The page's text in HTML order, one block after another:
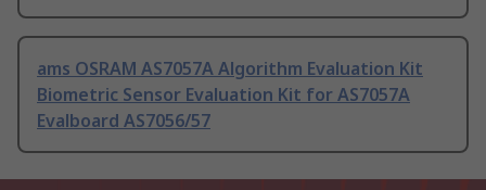
ams OSRAM AS7057A Algorithm Evaluation Kit
Biometric Sensor Evaluation Kit for AS7057A
Evalboard AS7056/57